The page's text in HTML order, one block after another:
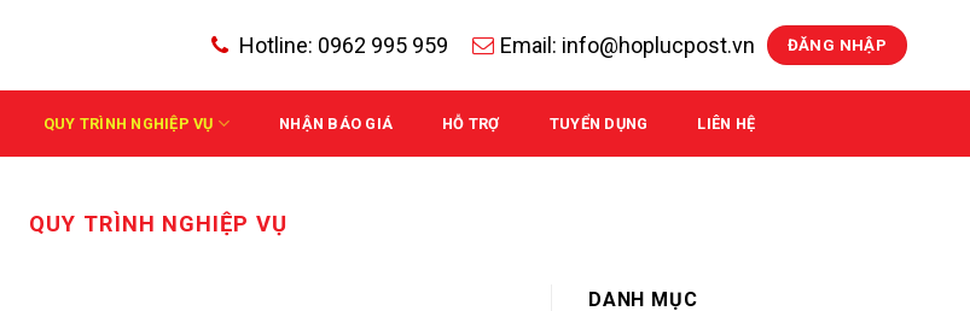
Hotline: 0962 995 959 Email: info@hoplucpost.vn ĐĂNG NHẬP
QUY TRÌNH NGHIỆP VỤ NHẬN BÁO GIÁ HỖ TRỢ TUYỂN DỤNG LIÊN HỆ
QUY TRÌNH NGHIỆP VỤ
DANH MỤC